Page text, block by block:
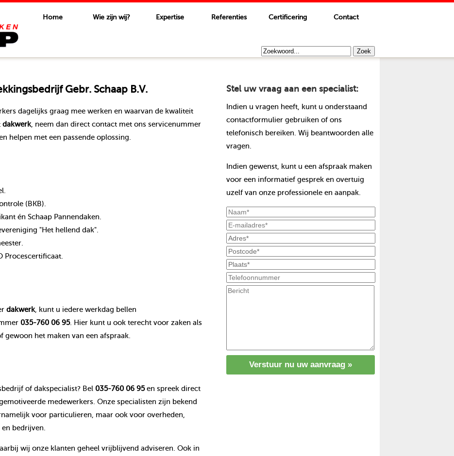
Home Wie zijn wij? Expertise Referenties Certificering Contact
Gebr. Schaap B.V.
dagelijks graag mee werken en waarvan de kwaliteit
dakwerk, neem dan direct contact met ons servicenummer
helpen met een passende oplossing.
(BKB).
én Schaap Pannendaken.
"Het hellend dak".
Procescertificaat.
dakwerk, kunt u iedere werkdag bellen
035-760 06 95. Hier kunt u ook terecht voor zaken als
het maken van een afspraak.
of dakspecialist? Bel 035-760 06 95en spreek direct
medewerkers. Onze specialisten zijn bekend
voor particulieren, maar ook voor overheden,
bedrijven.
wij onze klanten geheel vrijblijvend adviseren. Ook in
Stel uw vraag aan een specialist:
Indien u vragen heeft, kunt u onderstaand
contactformulier gebruiken of ons
telefonisch bereiken. Wij beantwoorden alle
vragen.
Indien gewenst, kunt u een afspraak maken
voor een informatief gesprek en overtuig
uzelf van onze professionele en aanpak.